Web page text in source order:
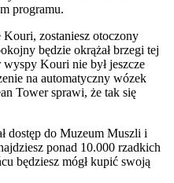
programu.
zostaniesz otoczony
będzie okrążał brzegi tej
wyspy Kouri nie był jeszcze
na automatyczny wózek
Tower sprawi, że tak się
dostęp do Muzeum Muszli i
ponad 10.000 rzadkich
będziesz mógł kupić swoją